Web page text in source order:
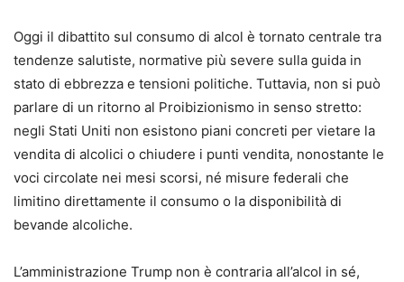
Oggi il dibattito sul consumo di alcol è tornato centrale tra
tendenze salutiste, normative più severe sulla guida in
stato di ebbrezza e tensioni politiche. Tuttavia, non si può
parlare di un ritorno al Proibizionismo in senso stretto:
negli Stati Uniti non esistono piani concreti per vietare la
vendita di alcolici o chiudere i punti vendita, nonostante le
voci circolate nei mesi scorsi, né misure federali che
limitino direttamente il consumo o la disponibilità di
bevande alcoliche.
L’amministrazione Trump non è contraria all’alcol in sé,